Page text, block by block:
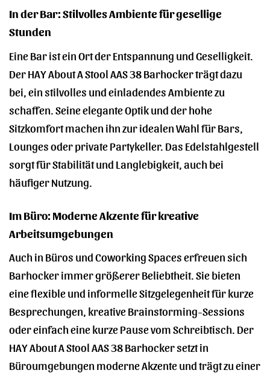
In der Bar: Stilvolles Ambiente für gesellige
Stunden
Eine Bar ist ein Ort der Entspannung und Geselligkeit.
Der HAY About A Stool AAS 38 Barhocker trägt dazu
bei, ein stilvolles und einladendes Ambiente zu
schaffen. Seine elegante Optik und der hohe
Sitzkomfort machen ihn zur idealen Wahl für Bars,
Lounges oder private Partykeller. Das Edelstahlgestell
sorgt für Stabilität und Langlebigkeit, auch bei
häufiger Nutzung.
Im Büro: Moderne Akzente für kreative
Arbeitsumgebungen
Auch in Büros und Coworking Spaces erfreuen sich
Barhocker immer größerer Beliebtheit. Sie bieten
eine flexible und informelle Sitzgelegenheit für kurze
Besprechungen, kreative Brainstorming-Sessions
oder einfach eine kurze Pause vom Schreibtisch. Der
HAY About A Stool AAS 38 Barhocker setzt in
Büroumgebungen moderne Akzente und trägt zu einer